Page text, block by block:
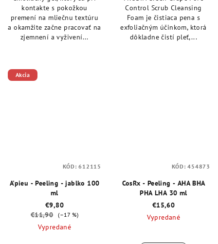
kontakte s pokožkou
premení na mliečnu textúru
a okamžite začne pracovať na
zjemnení a vyživení...
Control Scrub Cleansing
Foam je čistiaca pena s
exfoliačným účinkom, ktorá
dôkladne čistí pleť,...
Akcia
A'pieu - Peeling - jablko 100
ml
€9,80
€11,90
(–17 %)
Vypredané
KÓD:612115
CosRx - Peeling - AHA BHA
PHA LHA 30 ml
€15,60
Vypredané
KÓD:454873